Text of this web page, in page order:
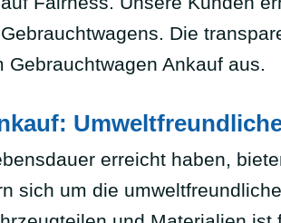
Die
Ankauf aus.
erreicht haben,
sich um die